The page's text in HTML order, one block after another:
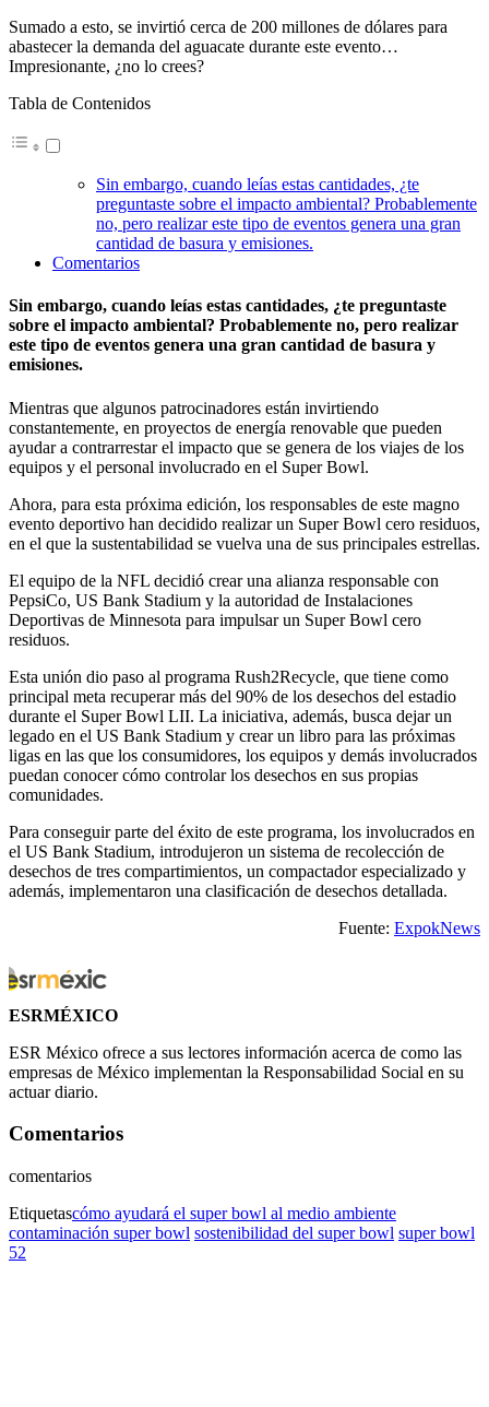
Sumado a esto, se invirtió cerca de 200 millones de dólares para
abastecer la demanda del aguacate durante este evento…
Impresionante, ¿no lo crees?
Tabla de Contenidos
Sin embargo, cuando leías estas cantidades, ¿te
preguntaste sobre el impacto ambiental? Probablemente
no, pero realizar este tipo de eventos genera una gran
cantidad de basura y emisiones.
Comentarios
Sin embargo, cuando leías estas cantidades, ¿te preguntaste
sobre el impacto ambiental? Probablemente no, pero realizar
este tipo de eventos genera una gran cantidad de basura y
emisiones.
Mientras que algunos patrocinadores están invirtiendo
constantemente, en proyectos de energía renovable que pueden
ayudar a contrarrestar el impacto que se genera de los viajes de los
equipos y el personal involucrado en el Super Bowl.
Ahora, para esta próxima edición, los responsables de este magno
evento deportivo han decidido realizar un Super Bowl cero residuos,
en el que la sustentabilidad se vuelva una de sus principales estrellas.
El equipo de la NFL decidió crear una alianza responsable con
PepsiCo, US Bank Stadium y la autoridad de Instalaciones
Deportivas de Minnesota para impulsar un Super Bowl cero
residuos.
Esta unión dio paso al programa Rush2Recycle, que tiene como
principal meta recuperar más del 90% de los desechos del estadio
durante el Super Bowl LII. La iniciativa, además, busca dejar un
legado en el US Bank Stadium y crear un libro para las próximas
ligas en las que los consumidores, los equipos y demás involucrados
puedan conocer cómo controlar los desechos en sus propias
comunidades.
Para conseguir parte del éxito de este programa, los involucrados en
el US Bank Stadium, introdujeron un sistema de recolección de
desechos de tres compartimientos, un compactador especializado y
además, implementaron una clasificación de desechos detallada.
Fuente: ExpokNews
ESRMÉXICO
ESR México ofrece a sus lectores información acerca de como las
empresas de México implementan la Responsabilidad Social en su
actuar diario.
Comentarios
comentarios
Etiquetascómo ayudará el super bowl al medio ambiente
contaminación super bowl sostenibilidad del super bowl super bowl
52